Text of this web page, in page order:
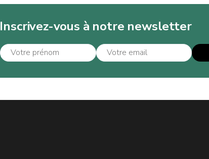
Inscrivez-vous à notre newsletter